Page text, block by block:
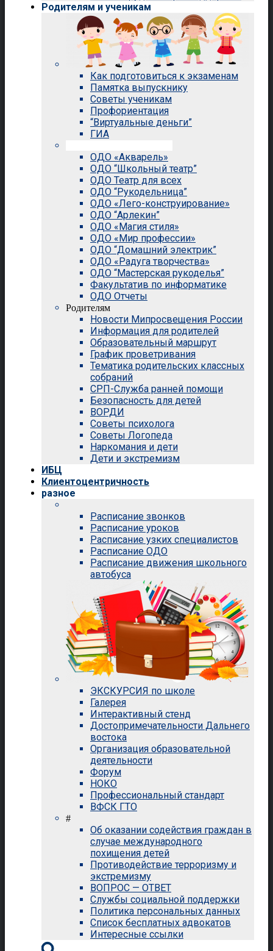
Родителям и ученикам
Как подготовиться к экзаменам
Памятка выпускнику
Советы ученикам
Профориентация
“Виртуальные деньги”
ГИА
ОДО «Акварель»
ОДО “Школьный театр”
ОДО Театр для всех
ОДО “Рукодельница”
ОДО «Лего-конструирование»
ОДО “Арлекин”
ОДО «Магия стиля»
ОДО «Мир профессии»
ОДО “Домашний электрик”
ОДО «Радуга творчества»
ОДО “Мастерская рукоделья”
Факультатив по информатике
ОДО Отчеты
Родителям
Новости Мипросвещения России
Информация для родителей
Образовательный маршрут
График проветривания
Тематика родительских классных
собраний
СРП-Служба ранней помощи
Безопасность для детей
ВОРДИ
Советы психолога
Советы Логопеда
Наркомания и дети
Дети и экстремизм
ИБЦ
Клиентоцентричность
разное
Расписание звонков
Расписание уроков
Расписание узких специалистов
Расписание ОДО
Расписание движения школьного
автобуса
ЭКСКУРСИЯ по школе
Галерея
Интерактивный стенд
Достопримечательности Дальнего
востока
Организация образовательной
деятельности
Форум
НОКО
Профессиональный стандарт
ВФСК ГТО
#
Об оказании содействия граждан в
случае международного
похищения детей
Противодействие терроризму и
экстремизму
ВОПРОС — ОТВЕТ
Службы социальной поддержки
Политика персональных данных
Список бесплатных адвокатов
Интересные ссылки